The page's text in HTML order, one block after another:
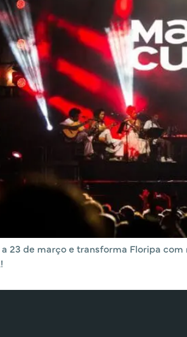
23 de março e transforma Floripa